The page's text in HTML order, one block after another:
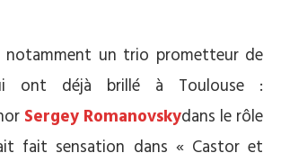
notamment un trio prometteur de
ont déjà brillé à Toulouse :
Sergey Romanovskydans le rôle
fait sensation dans « Castor et